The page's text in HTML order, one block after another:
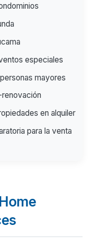
especiales
mayores
en alquiler
para la venta